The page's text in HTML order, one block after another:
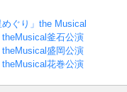
ぐり」the Musical
釜石公演
盛岡公演
花巻公演